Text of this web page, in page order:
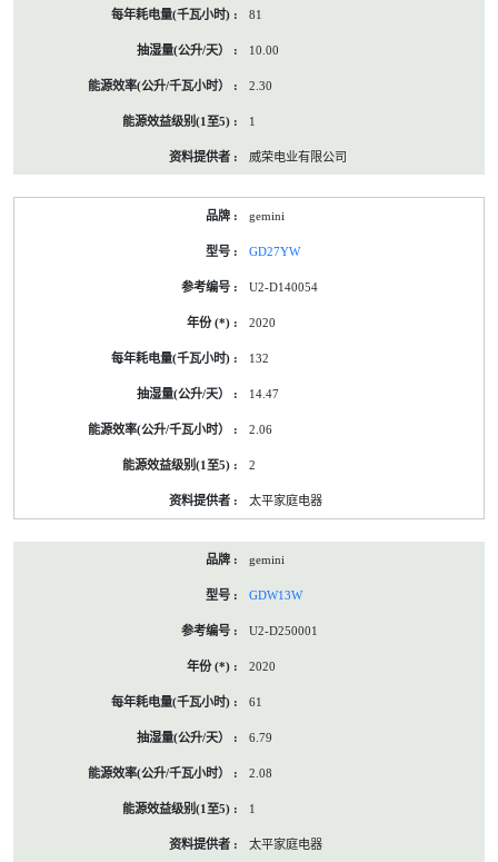
81
10.00
2.30
1
威荣电业有限公司
gemini
GD27YW
U2-D140054
2020
132
14.47
2.06
2
太平家庭电器
gemini
GDW13W
U2-D250001
2020
61
6.79
2.08
1
太平家庭电器